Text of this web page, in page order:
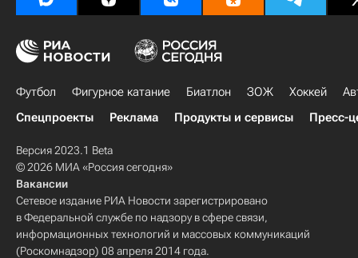
Футбол Фигурное катание Биатлон ЗОЖ Хоккей
Спецпроекты
Реклама Продукты и сервисы Пресс-
Версия 2023.1 Beta
© 2026 МИА «Россия сегодня»
Вакансии
Сетевое издание РИА Новости зарегистрировано
в Федеральной службе по надзору в сфере связи,
информационных технологий и массовых коммуникаций
(Роскомнадзор) 08 апреля 2014 года.